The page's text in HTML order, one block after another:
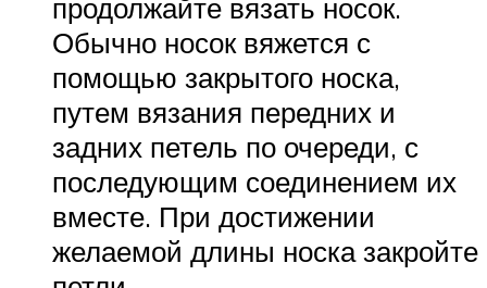
продолжайте вязать носок.
Обычно носок вяжется с
помощью закрытого носка,
путем вязания передних и
задних петель по очереди, с
последующим соединением их
вместе. При достижении
желаемой длины носка закройте